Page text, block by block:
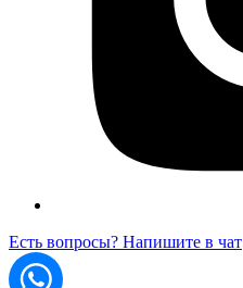
Есть вопросы? Напишите в чат